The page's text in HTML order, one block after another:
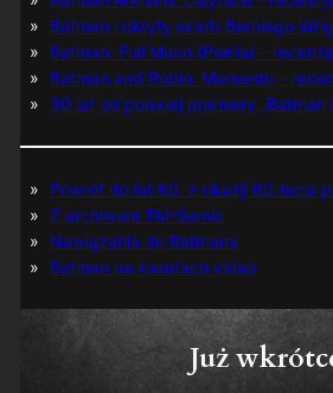
Batman i ukryty skarb Berniego
Batman: Full Moon (Pełnia) –
Batman and Robin: Memento –
30 lat od polskiej premiery „Batman
Powrót do lat 60. z okazji 60-lecia
Z archiwum TM-Semic
Nawiązania do Batmana
Batman na kasetach video
Już